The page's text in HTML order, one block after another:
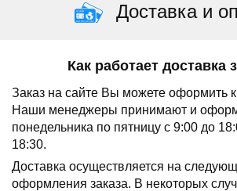
Доставка и
Как работает доставка
Заказ на сайте Вы можете оформить
Наши менеджеры принимают и
понедельника по пятницу с 9:00 до
18:30.
Доставка осуществляется на
оформления заказа. В некоторых